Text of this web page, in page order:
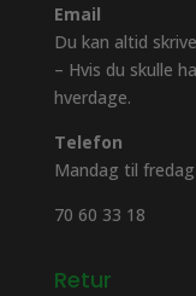
Email
Du kan altid
– Hvis du skulle
hverdage.
Telefon
Mandag til
70 60 33 18
Retur